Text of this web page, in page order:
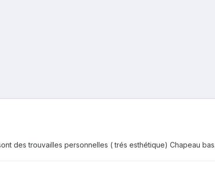
des trouvailles personnelles ( trés esthétique) Chapeau